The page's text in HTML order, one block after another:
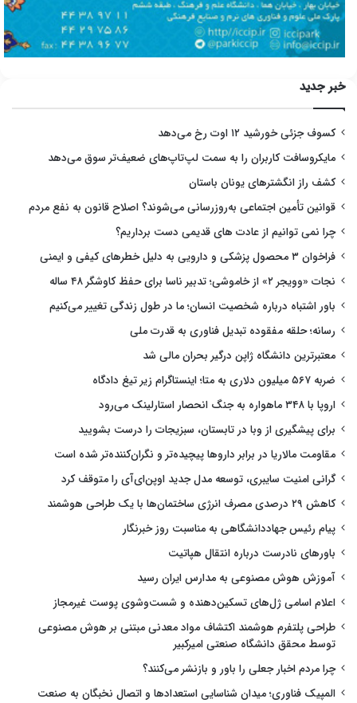
خبر جدید
کسوف جزئی خورشید ۱۲ اوت رخ می‌دهد
مایکروسافت کاربران را به سمت لپ‌تاپ‌های ضعیف‌تر سوق می‌دهد
کشف راز انگشترهای یونان باستان
قوانین تأمین اجتماعی به‌روزرسانی می‌شوند؟ اصلاح قانون به نفع مردم
چرا نمی توانیم از عادت های قدیمی دست برداریم؟
فراخوان ۳ محصول پزشکی و دارویی به دلیل خطرهای کیفی و ایمنی
نجات «وویجر ۲» از خاموشی؛ تدبیر ناسا برای حفظ کاوشگر ۴۸ ساله
باور اشتباه درباره شخصیت انسان؛ ما در طول زندگی تغییر می‌کنیم
رسانه؛ حلقه مفقوده تبدیل فناوری به قدرت ملی
معتبرترین دانشگاه ژاپن درگیر بحران مالی شد
ضربه ۵۶۷ میلیون دلاری به متا؛ اینستاگرام زیر تیغ دادگاه
اروپا با ۳۴۸ ماهواره به جنگ انحصار استارلینک می‌رود
برای پیشگیری از وبا در تابستان، سبزیجات را درست بشویید
مقاومت مالاریا در برابر داروها پیچیده‌تر و نگران‌کننده‌تر شده است
گرانی امنیت سایبری، توسعه مدل جدید اوپن‌ای‌آی را متوقف کرد
کاهش ۲۹ درصدی مصرف انرژی ساختمان‌ها با یک طراحی هوشمند
پیام رئیس جهاددانشگاهی به مناسبت روز خبرنگار
باورهای نادرست درباره انتقال هپاتیت
آموزش هوش مصنوعی به مدارس ایران رسید
اعلام اسامی ژل‌های تسکین‌دهنده و شست‌وشوی پوست غیرمجاز
طراحی پلتفرم هوشمند اکتشاف مواد معدنی مبتنی بر هوش مصنوعی
توسط محقق دانشگاه صنعتی امیرکبیر
چرا مردم اخبار جعلی را باور و بازنشر می‌کنند؟
المپیک فناوری؛ میدان شناسایی استعدادها و اتصال نخبگان به صنعت